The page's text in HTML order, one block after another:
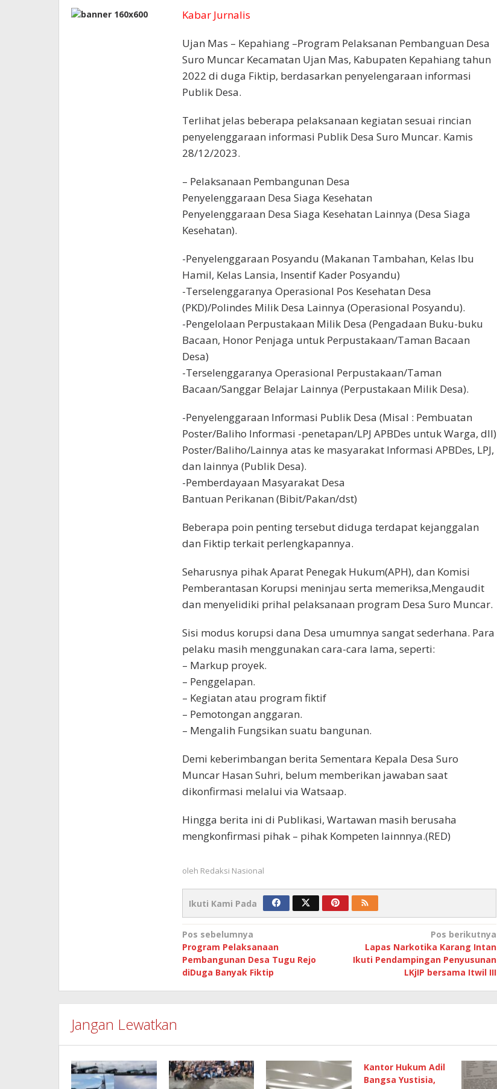
Kabar Jurnalis
Ujan Mas – Kepahiang –Program Pelaksanan Pembanguan Desa
Suro Muncar Kecamatan Ujan Mas, Kabupaten Kepahiang tahun
2022 di duga Fiktip, berdasarkan penyelengaraan informasi
Publik Desa.
Terlihat jelas beberapa pelaksanaan kegiatan sesuai rincian
penyelenggaraan informasi Publik Desa Suro Muncar. Kamis
28/12/2023.
– Pelaksanaan Pembangunan Desa
Penyelenggaraan Desa Siaga Kesehatan
Penyelenggaraan Desa Siaga Kesehatan Lainnya (Desa Siaga
Kesehatan).
-Penyelenggaraan Posyandu (Makanan Tambahan, Kelas Ibu
Hamil, Kelas Lansia, Insentif Kader Posyandu)
-Terselenggaranya Operasional Pos Kesehatan Desa
(PKD)/Polindes Milik Desa Lainnya (Operasional Posyandu).
-Pengelolaan Perpustakaan Milik Desa (Pengadaan Buku-buku
Bacaan, Honor Penjaga untuk Perpustakaan/Taman Bacaan
Desa)
-Terselenggaranya Operasional Perpustakaan/Taman
Bacaan/Sanggar Belajar Lainnya (Perpustakaan Milik Desa).
-Penyelenggaraan Informasi Publik Desa (Misal : Pembuatan
Poster/Baliho Informasi -penetapan/LPJ APBDes untuk Warga, dll)
Poster/Baliho/Lainnya atas ke masyarakat Informasi APBDes, LPJ,
dan lainnya (Publik Desa).
-Pemberdayaan Masyarakat Desa
Bantuan Perikanan (Bibit/Pakan/dst)
Beberapa poin penting tersebut diduga terdapat kejanggalan
dan Fiktip terkait perlengkapannya.
Seharusnya pihak Aparat Penegak Hukum(APH), dan Komisi
Pemberantasan Korupsi meninjau serta memeriksa,Mengaudit
dan menyelidiki prihal pelaksanaan program Desa Suro Muncar.
Sisi modus korupsi dana Desa umumnya sangat sederhana. Para
pelaku masih menggunakan cara-cara lama, seperti:
– Markup proyek.
– Penggelapan.
– Kegiatan atau program fiktif
– Pemotongan anggaran.
– Mengalih Fungsikan suatu bangunan.
Demi keberimbangan berita Sementara Kepala Desa Suro
Muncar Hasan Suhri, belum memberikan jawaban saat
dikonfirmasi melalui via Watsaap.
Hingga berita ini di Publikasi, Wartawan masih berusaha
mengkonfirmasi pihak – pihak Kompeten lainnnya.(RED)
oleh Redaksi Nasional
Ikuti Kami Pada
Navigasi
pos
Pos sebelumnya
Program Pelaksanaan
Pembangunan Desa Tugu Rejo
diDuga Banyak Fiktip
Pos berikutnya
Lapas Narkotika Karang Intan
Ikuti Pendampingan Penyusunan
LKjIP bersama Itwil III
Jangan Lewatkan
Kantor Hukum Adil
Bangsa Yustisia,